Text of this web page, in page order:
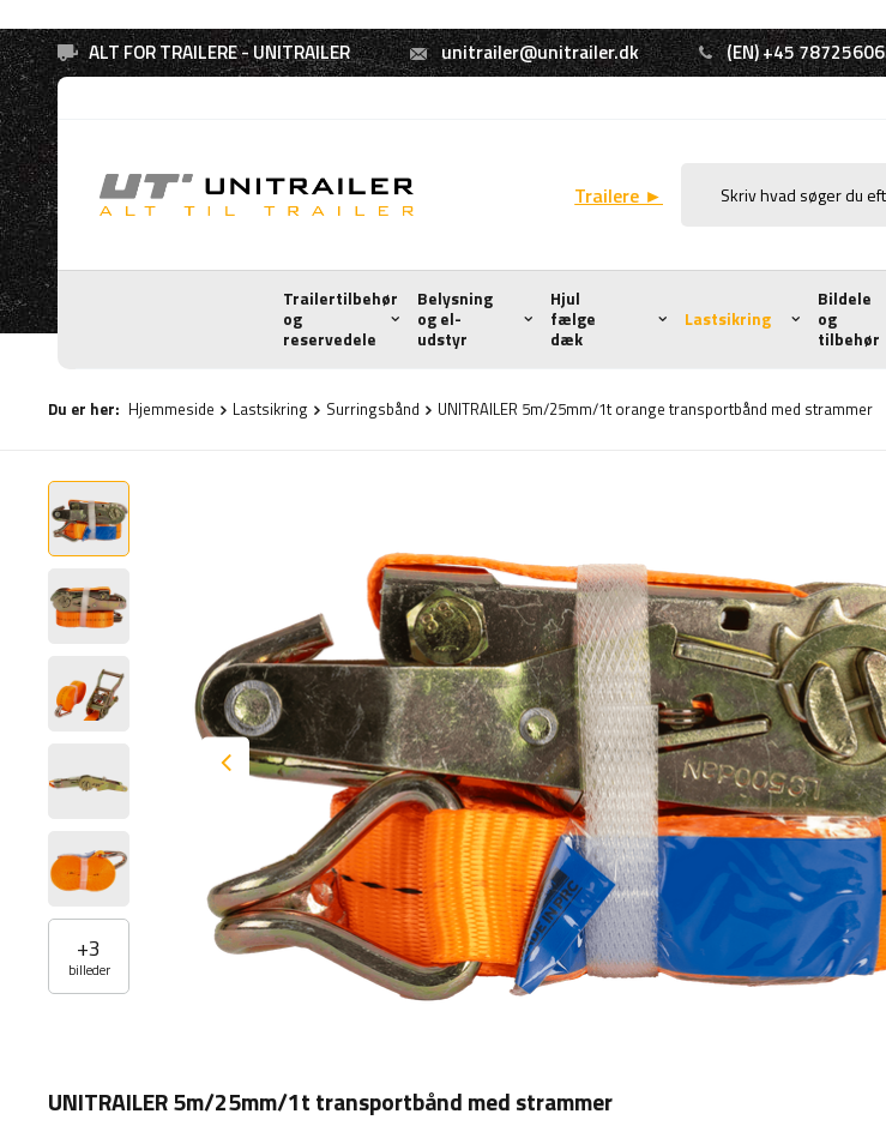
ALT FOR TRAILERE - UNITRAILER unitrailer@unitrailer.dk (EN) +45 78725606
Trailere ►
Trailertilbehør
og
reservedele
Belysning
og el-
udstyr
Hjul
fælge
dæk
Lastsikring
Bildele
og
tilbehør
Du er her: Hjemmeside Lastsikring Surringsbånd UNITRAILER 5m/25mm/1t orange transportbånd med strammer
+3
billeder
UNITRAILER 5m/25mm/1t transportbånd med strammer